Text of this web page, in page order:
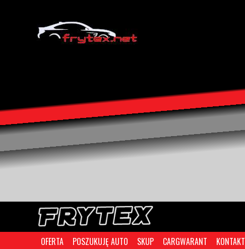
OFERTA POSZUKUJĘ AUTO SKUP CARGWARANT KONTAKT